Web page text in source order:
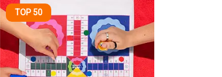
TOP 50